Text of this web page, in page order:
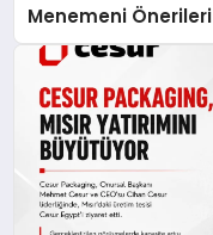
Menemeni Önerileri